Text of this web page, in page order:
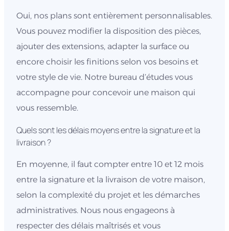
Oui, nos plans sont entièrement personnalisables.
Vous pouvez modifier la disposition des pièces,
ajouter des extensions, adapter la surface ou
encore choisir les finitions selon vos besoins et
votre style de vie. Notre bureau d’études vous
accompagne pour concevoir une maison qui
vous ressemble.
Quels sont les délais moyens entre la signature et la
livraison ?
En moyenne, il faut compter entre 10 et 12 mois
entre la signature et la livraison de votre maison,
selon la complexité du projet et les démarches
administratives. Nous nous engageons à
respecter des délais maîtrisés et vous